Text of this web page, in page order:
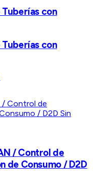
con
con
/ Control de
de Consumo / D2D